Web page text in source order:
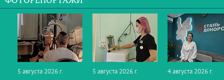
5 августа 2026 г.
5 августа 2026 г.
4 августа 2026 г.